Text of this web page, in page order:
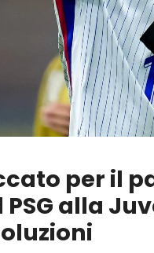
per il
alla